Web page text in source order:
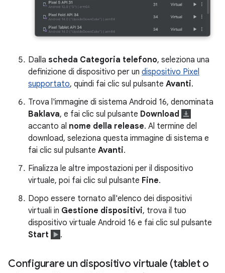
Dalla scheda Categoria telefono, seleziona una
definizione di dispositivo per un dispositivo Pixel
supportato, quindi fai clic sul pulsante Avanti.
Trova l'immagine di sistema Android 16, denominata
Baklava, e fai clic sul pulsante Download
accanto al nome della release. Al termine del
download, seleziona questa immagine di sistema e
fai clic sul pulsante Avanti.
Finalizza le altre impostazioni per il dispositivo
virtuale, poi fai clic sul pulsante Fine.
Dopo essere tornato all'elenco dei dispositivi
virtuali in Gestione dispositivi, trova il tuo
dispositivo virtuale Android 16 e fai clic sul pulsante
Start
.
Configurare un dispositivo virtuale (tablet o